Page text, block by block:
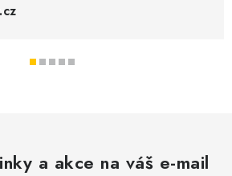
a akce na váš e-mail